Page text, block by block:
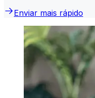
Enviar mais rápido